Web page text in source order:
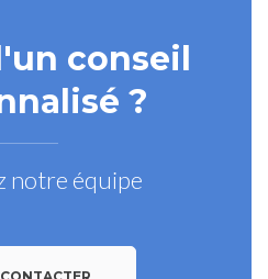
conseil
?
notre équipe